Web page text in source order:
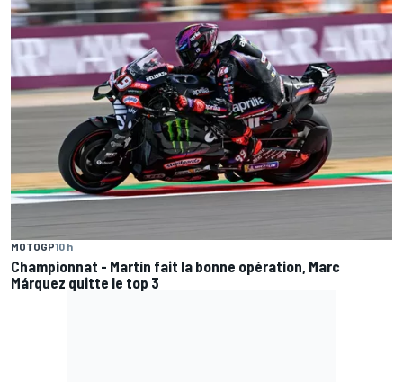
MOTOGP10 h
Championnat - Martín fait la bonne opération, Marc
Márquez quitte le top 3